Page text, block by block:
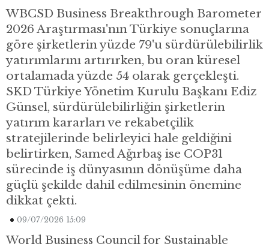
WBCSD Business Breakthrough Barometer
2026 Araştırması'nın Türkiye sonuçlarına
göre şirketlerin yüzde 79'u sürdürülebilirlik
yatırımlarını artırırken, bu oran küresel
ortalamada yüzde 54 olarak gerçekleşti.
SKD Türkiye Yönetim Kurulu Başkanı Ediz
Günsel, sürdürülebilirliğin şirketlerin
yatırım kararları ve rekabetçilik
stratejilerinde belirleyici hale geldiğini
belirtirken, Samed Ağırbaş ise COP31
sürecinde iş dünyasının dönüşüme daha
güçlü şekilde dahil edilmesinin önemine
dikkat çekti.
09/07/2026 15:09
World Business Council for Sustainable